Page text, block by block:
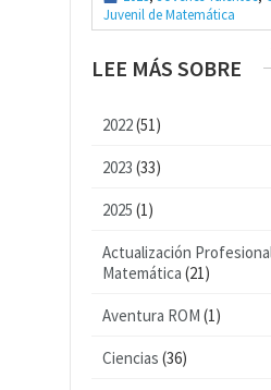
Juvenil de Matemática
LEE MÁS SOBRE
2022(51)
2023 (33)
2025 (1)
Actualización
Matemática (21)
Aventura ROM (1)
Ciencias (36)